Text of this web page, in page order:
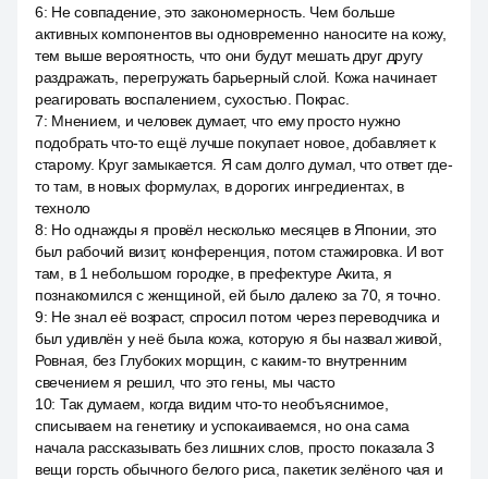
6: Не совпадение, это закономерность. Чем больше
активных компонентов вы одновременно наносите на кожу,
тем выше вероятность, что они будут мешать друг другу
раздражать, перегружать барьерный слой. Кожа начинает
реагировать воспалением, сухостью. Покрас.
7: Мнением, и человек думает, что ему просто нужно
подобрать что-то ещё лучше покупает новое, добавляет к
старому. Круг замыкается. Я сам долго думал, что ответ где-
то там, в новых формулах, в дорогих ингредиентах, в
техноло
8: Но однажды я провёл несколько месяцев в Японии, это
был рабочий визит, конференция, потом стажировка. И вот
там, в 1 небольшом городке, в префектуре Акита, я
познакомился с женщиной, ей было далеко за 70, я точно.
9: Не знал её возраст, спросил потом через переводчика и
был удивлён у неё была кожа, которую я бы назвал живой,
Ровная, без Глубоких морщин, с каким-то внутренним
свечением я решил, что это гены, мы часто
10: Так думаем, когда видим что-то необъяснимое,
списываем на генетику и успокаиваемся, но она сама
начала рассказывать без лишних слов, просто показала 3
вещи горсть обычного белого риса, пакетик зелёного чая и